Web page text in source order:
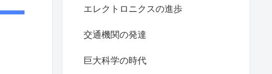
エレクトロニクスの進歩
交通機関の発達
巨大科学の時代